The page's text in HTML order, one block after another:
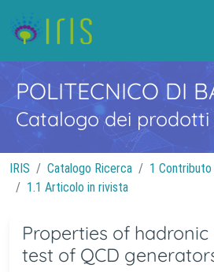
POLITECNICO DI
Catalogo dei prodotti
IRIS Catalogo Ricerca
1
1.1 Articolo in rivista
Properties of
test of QCD